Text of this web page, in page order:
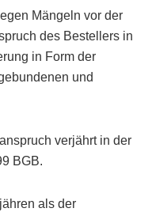
Mängeln vor der
des Bestellers in
in Form der
und
verjährt in der
BGB.
als der